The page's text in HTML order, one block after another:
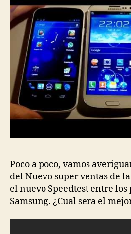
Poco a poco, vamos
del Nuevo super ventas de
el nuevo Speedtest entre los
Samsung. ¿Cual sera el